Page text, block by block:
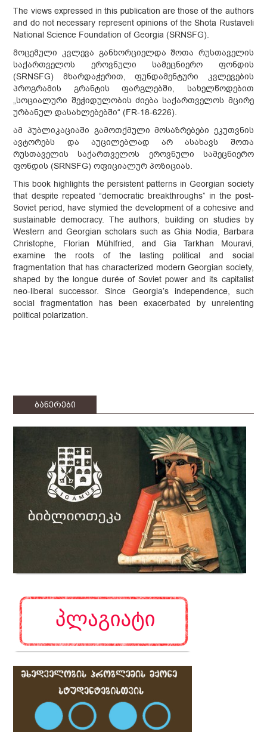
The views expressed in this publication are those of the authors
and do not necessary represent opinions of the Shota Rustaveli
National Science Foundation of Georgia (SRNSFG).
მოცემული კვლევა განხორციელდა შოთა რუსთაველის
საქართველოს ეროვნული სამეცნიერო ფონდის
(SRNSFG) მხარდაჭერით, ფუნდამენტური კვლევების
პროგრამის გრანტის ფარგლებში, სახელწოდებით
„სოციალური შეჭიდულობის ძიება საქართველოს მცირე
ურბანულ დასახლებებში“ (FR-18-6226).
ამ პუბლიკაციაში გამოთქმული მოსაზრებები ეკუთვნის
ავტორებს და აუცილებლად არ ასახავს შოთა
რუსთაველის საქართველოს ეროვნული სამეცნიერო
ფონდის (SRNSFG) ოფიციალურ პოზიციას.
This book highlights the persistent patterns in Georgian society
that despite repeated “democratic breakthroughs” in the post-
Soviet period, have stymied the development of a cohesive and
sustainable democracy. The authors, building on studies by
Western and Georgian scholars such as Ghia Nodia, Barbara
Christophe, Florian Mühlfried, and Gia Tarkhan Mouravi,
examine the roots of the lasting political and social
fragmentation that has characterized modern Georgian society,
shaped by the longue durée of Soviet power and its capitalist
neo-liberal successor. Since Georgia’s independence, such
social fragmentation has been exacerbated by unrelenting
political polarization.
ბანერები